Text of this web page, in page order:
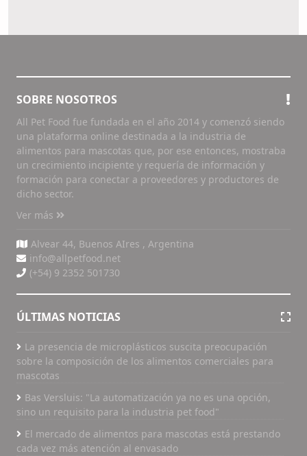
SOBRE NOSOTROS
All Pet Food fue fundada en el año 2014 y comenzó siendo
una plataforma online destinada a la industria de
alimentos para mascotas que, por ese entonces, mostraba
un crecimiento incipiente y requería de información y
formación para conectar a proveedores y productores de
dicho sector.
Ver más
Alvear 44, Buenos AIres , Argentina
info@allpetfood.net
(+54) 9 2352 501730
ÚLTIMAS NOTICIAS
La presencia de microplásticos suscita preocupación
sobre la composición de los alimentos comerciales para
mascotas
Bas Versluis: "La automatización ya no es una opción,
sino un requisito para la industria pet food"
El mercado de alimentos para mascotas está prestando
cada vez más atención al envasado